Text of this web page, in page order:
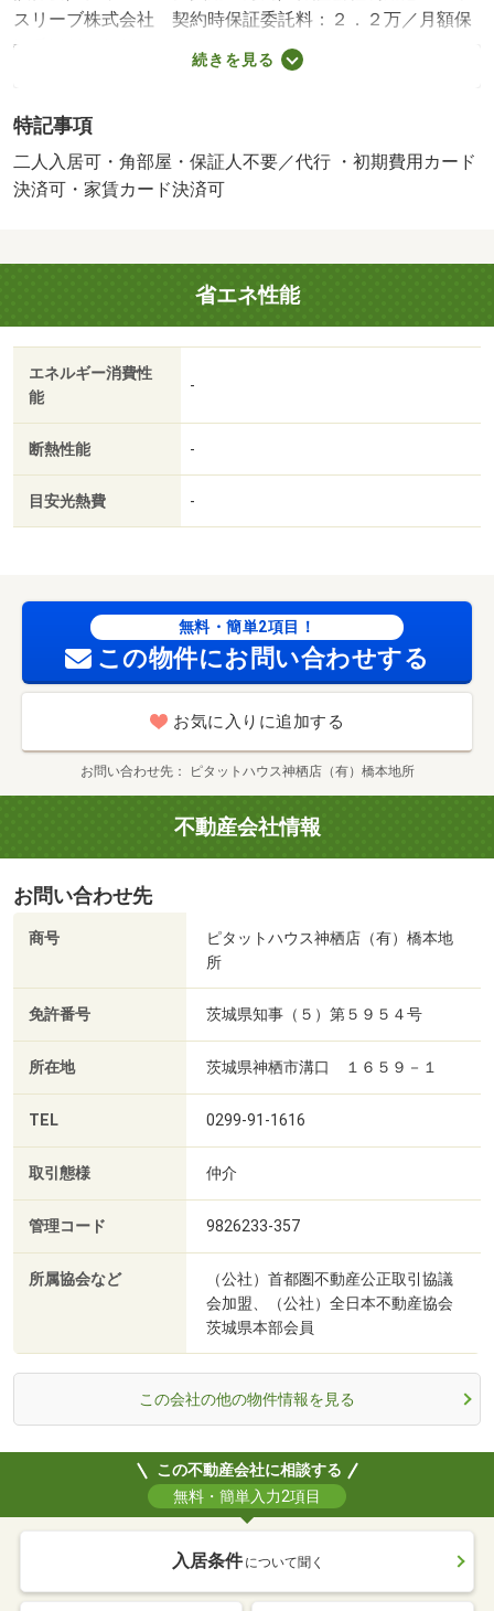
スリーブ株式会社 契約時保証委託料：２．２万／月額保
証委託料：賃料総額の２．２％又は５．５％ ※ペット可
は２．５万／２．５％／仲介手数料５．６１万円／二人入
座引落とし、クレジットカードでお支払いいただく場合
は、収納手数料 １７０円がかかります。契約時に鍵セッ
ト費３，３００円（税込）が必要となります。／バストイ
ボックス／追焚機能浴室／角住戸／温水洗浄便座／洗面所
独立／駐輪場／礼金不要／敷金不要／防犯カメラ／保証人
不要／ネット使用料不要／床下収納／南西向き／プロパン
ガス／ＢＳ／敷金・礼金不要／初期費用カード決済可／家
賃カード決済可／ファミリーマート 神栖深芝店（その
他）まで２１０ｍ／深芝郵便局（その他）まで４００ｍ／
ヤ 神栖店（その他）まで１２００ｍ／ダイソー 神栖平
泉店（その他）まで１６００ｍ／カインズ神栖店（その
他）まで１７００ｍ
続きを見る
特記事項
二人入居可・角部屋・保証人不要／代行 ・初期費用カード
決済可・家賃カード決済可
省エネ性能
エネルギー消費性
能
-
断熱性能 -
目安光熱費 -
無料・簡単2項目！
この物件にお問い合わせする
お気に入りに追加する
お問い合わせ先 ピタットハウス神栖店（有）橋本地所
不動産会社情報
お問い合わせ先
商号
ピタットハウス神栖店（有）橋本地
所
免許番号 茨城県知事（５）第５９５４号
所在地 茨城県神栖市溝口 １６５９－１
TEL 0299-91-1616
取引態様 仲介
管理コード 9826233-357
所属協会など
（公社）首都圏不動産公正取引協議
会加盟、（公社）全日本不動産協会
茨城県本部会員
この会社の他の物件情報を見る
この不動産会社に相談する
無料・簡単入力2項目
入居条件 について聞く